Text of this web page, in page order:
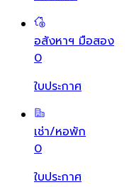
อสังหาฯ มือสอง
0
ใบประกาศ
เช่า/หอพัก
0
ใบประกาศ